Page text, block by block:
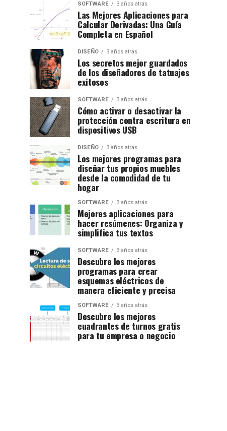
SOFTWARE 3 años atrás
Las Mejores Aplicaciones para
Calcular Derivadas: Una Guía
Completa en Español
DISEÑO 3 años atrás
Los secretos mejor guardados
de los diseñadores de tatuajes
exitosos
SOFTWARE 3 años atrás
Cómo activar o desactivar la
protección contra escritura en
dispositivos USB
DISEÑO 3 años atrás
Los mejores programas para
diseñar tus propios muebles
desde la comodidad de tu
hogar
SOFTWARE 3 años atrás
Mejores aplicaciones para
hacer resúmenes: Organiza y
simplifica tus textos
SOFTWARE 3 años atrás
Descubre los mejores
programas para crear
esquemas eléctricos de
manera eficiente y precisa
SOFTWARE 3 años atrás
Descubre los mejores
cuadrantes de turnos gratis
para tu empresa o negocio